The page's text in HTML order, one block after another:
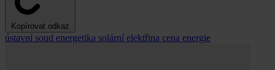
Kopírovat odkaz
ústavní soud energetika solární elektřina cena energie